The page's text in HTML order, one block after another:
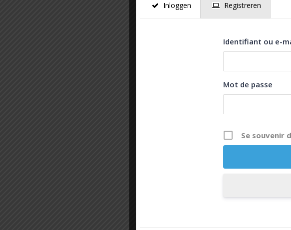
Inloggen Registreren
Identifiant ou e-
Mot de passe
Se souvenir